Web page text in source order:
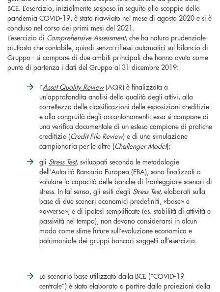
BCE. L’esercizio, inizialmente sospeso in seguito allo scoppio della
pandemia COVID-19, è stato riavviato nel mese di agosto 2020 e si è
concluso nel corso dei primi mesi del 2021.
L’esercizio di Comprehensive Assessment, che ha natura prudenziale
piuttosto che contabile, quindi senza riflessi automatici sul bilancio di
Gruppo - si compone di due ambiti principali che hanno avuto come
punto di partenza i dati del Gruppo al 31 dicembre 2019:
l’Asset Quality Review(AQR) è finalizzata a
un’approfondita analisi della qualità degli attivi, alla
correttezza delle classificazioni delle esposizioni creditizie
e alla congruità degli accantonamenti: essa si compone di
una verifica documentale di un esteso campione di pratiche
creditizie (Credit File Review) e di una simulazione
campionaria per le altre (Challenger Model);
gli Stress Test, sviluppati secondo le metodologie
dell’Autorità Bancaria Europea (EBA), sono finalizzati a
valutare la capacità delle banche di fronteggiare scenari di
stress. In tal senso, gli esiti degli Stress Test, elaborati sulla
base di due scenari economici predefiniti, «base» e
«avverso», e di ipotesi semplificate (es. stabilità di attività e
passività nel tempo), non devono considerarsi in alcun
modo come stime future sull’evoluzione economica e
patrimoniale dei gruppi bancari soggetti all’esercizio.
Lo scenario base utilizzato dalla BCE (“COVID-19
centrale”) è stato elaborato a partire dalle proiezioni della